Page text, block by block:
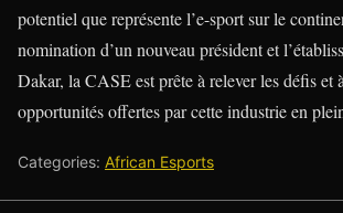
potentiel que représente l’e-sport sur le
nomination d’un nouveau président et
Dakar, la CASE est prête à relever les défis et
opportunités offertes par cette industrie en
Categories: African Esports